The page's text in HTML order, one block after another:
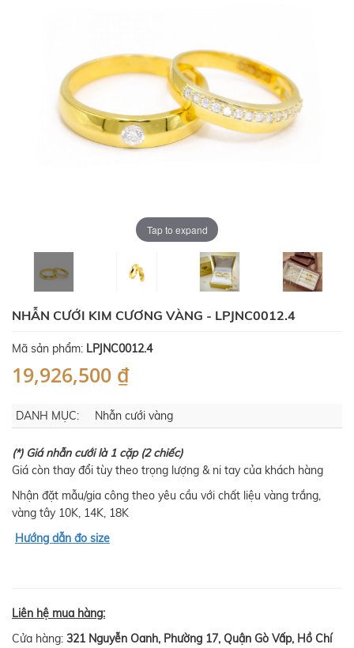
Tap to expand
NHẪN CƯỚI KIM CƯƠNG VÀNG - LPJNC0012.4
Mã sản phẩm: LPJNC0012.4
19,926,500 ₫
DANH MỤC: Nhẫn cưới vàng
(*) Giá nhẫn cưới là 1 cặp (2 chiếc)
Giá còn thay đổi tùy theo trọng lượng & ni tay của khách hàng
Nhận đặt mẫu/gia công theo yêu cầu với chất liệu vàng trắng,
vàng tây 10K, 14K, 18K
Hướng dẫn đo size
Liên hệ mua hàng:
Cửa hàng: 321 Nguyễn Oanh, Phường 17, Quận Gò Vấp, Hồ Chí